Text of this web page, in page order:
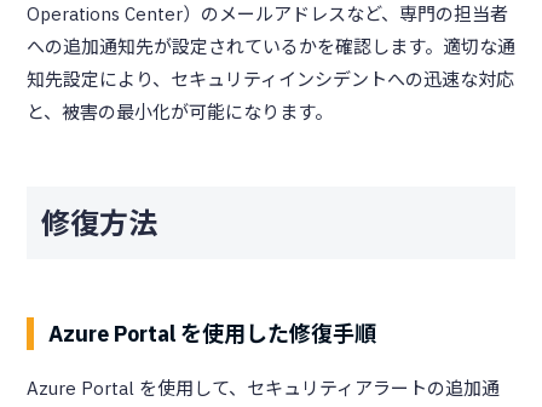
Operations Center）のメールアドレスなど、専門の担当者
への追加通知先が設定されているかを確認します。適切な通
知先設定により、セキュリティインシデントへの迅速な対応
と、被害の最小化が可能になります。
修復方法
Azure Portal を使用した修復手順
Azure Portal を使用して、セキュリティアラートの追加通